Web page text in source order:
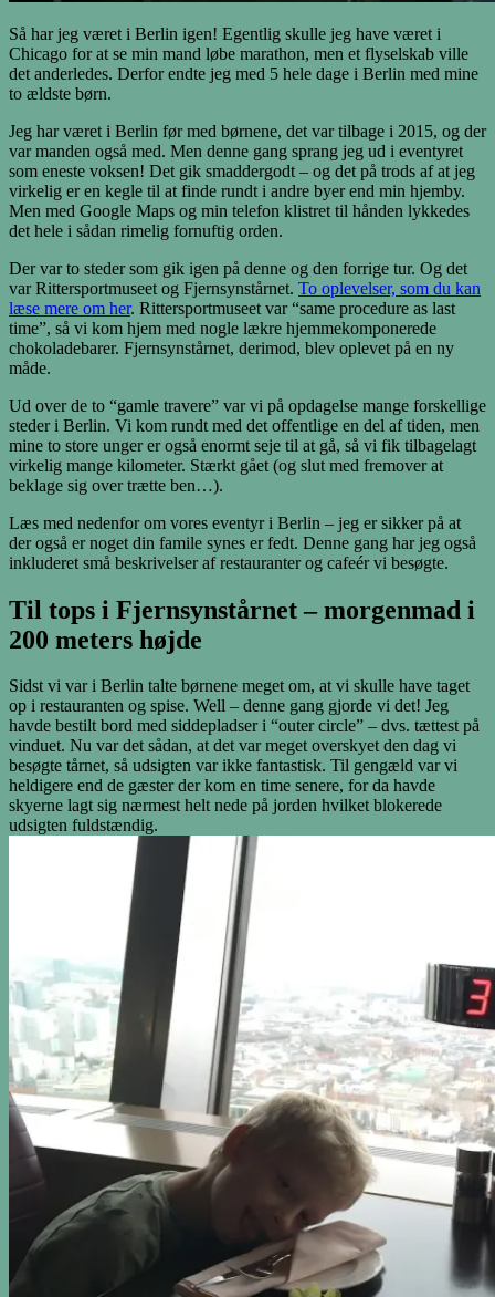
Så har jeg været i Berlin igen! Egentlig skulle jeg have været i
Chicago for at se min mand løbe marathon, men et flyselskab ville
det anderledes. Derfor endte jeg med 5 hele dage i Berlin med mine
to ældste børn.
Jeg har været i Berlin før med børnene, det var tilbage i 2015, og der
var manden også med. Men denne gang sprang jeg ud i eventyret
som eneste voksen! Det gik smaddergodt – og det på trods af at jeg
virkelig er en kegle til at finde rundt i andre byer end min hjemby.
Men med Google Maps og min telefon klistret til hånden lykkedes
det hele i sådan rimelig fornuftig orden.
Der var to steder som gik igen på denne og den forrige tur. Og det
var Rittersportmuseet og Fjernsynstårnet. To oplevelser, som du kan
læse mere om her. Rittersportmuseet var “same procedure as last
time”, så vi kom hjem med nogle lækre hjemmekomponerede
chokoladebarer. Fjernsynstårnet, derimod, blev oplevet på en ny
måde.
Ud over de to “gamle travere” var vi på opdagelse mange forskellige
steder i Berlin. Vi kom rundt med det offentlige en del af tiden, men
mine to store unger er også enormt seje til at gå, så vi fik tilbagelagt
virkelig mange kilometer. Stærkt gået (og slut med fremover at
beklage sig over trætte ben…).
Læs med nedenfor om vores eventyr i Berlin – jeg er sikker på at
der også er noget din famile synes er fedt. Denne gang har jeg også
inkluderet små beskrivelser af restauranter og cafeér vi besøgte.
Til tops i Fjernsynstårnet – morgenmad i
200 meters højde
Sidst vi var i Berlin talte børnene meget om, at vi skulle have taget
op i restauranten og spise. Well – denne gang gjorde vi det! Jeg
havde bestilt bord med siddepladser i “outer circle” – dvs. tættest på
vinduet. Nu var det sådan, at det var meget overskyet den dag vi
besøgte tårnet, så udsigten var ikke fantastisk. Til gengæld var vi
heldigere end de gæster der kom en time senere, for da havde
skyerne lagt sig nærmest helt nede på jorden hvilket blokerede
udsigten fuldstændig.